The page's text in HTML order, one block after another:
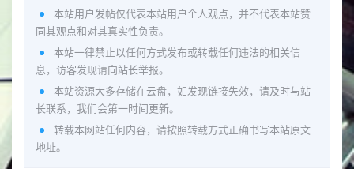
本站用户发帖仅代表本站用户个人观点，并不代表本站赞
同其观点和对其真实性负责。
本站一律禁止以任何方式发布或转载任何违法的相关信
息，访客发现请向站长举报。
本站资源大多存储在云盘，如发现链接失效，请及时与站
长联系，我们会第一时间更新。
转载本网站任何内容，请按照转载方式正确书写本站原文
地址。